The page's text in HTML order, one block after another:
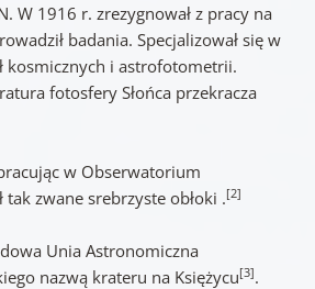
W 1916 r. zrezygnował z pracy na
badania. Specjalizował się w
kosmicznych i astrofotometrii.
fotosfery Słońca przekracza
w Obserwatorium
zwane srebrzyste obłoki .[2]
Unia Astronomiczna
nazwą krateru na Księżycu[3].